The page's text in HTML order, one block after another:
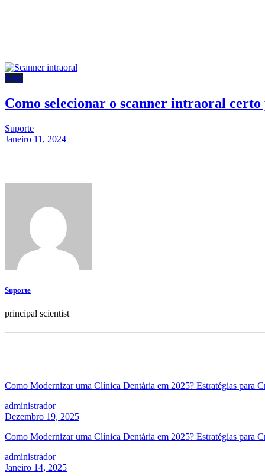
Blog
Como selecionar o scanner intraoral
Suporte
Janeiro 11, 2024
Suporte
principal scientist
Como Modernizar uma Clínica Dentária em 2025? Estratégias para
administrador
Dezembro 19, 2025
Como Modernizar uma Clínica Dentária em 2025? Estratégias para
administrador
Janeiro 14, 2025